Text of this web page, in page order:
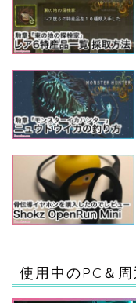
使用中のPC＆